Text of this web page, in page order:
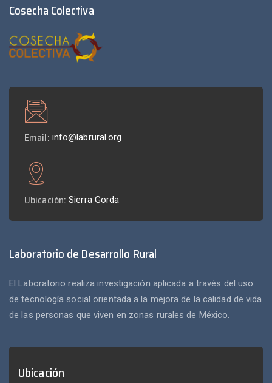
Cosecha Colectiva
Email: info@labrural.org
Ubicación: Sierra Gorda
Laboratorio de Desarrollo Rural
El Laboratorio realiza investigación aplicada a través del uso
de tecnología social orientada a la mejora de la calidad de vida
de las personas que viven en zonas rurales de México.
Ubicación